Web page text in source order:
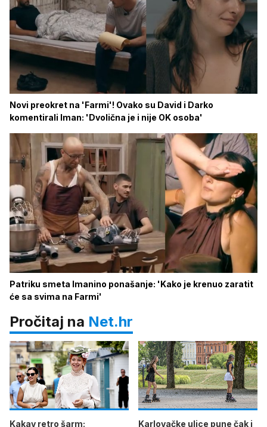
Novi preokret na 'Farmi'! Ovako su David i Darko
komentirali Iman: 'Dvolična je i nije OK osoba'
Patriku smeta Imanino ponašanje: 'Kako je krenuo zaratit
će sa svima na Farmi'
Pročitaj na Net.hr
Kakav retro šarm: Karlovačke ulice pune čak i